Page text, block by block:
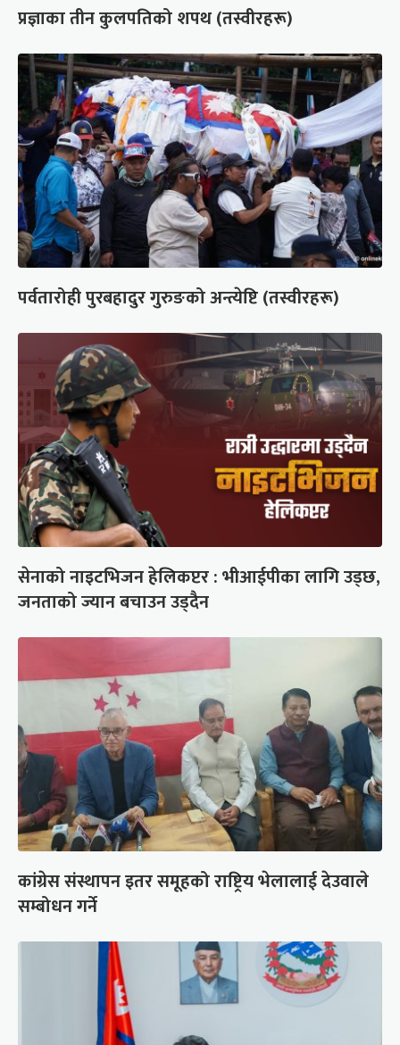
प्रज्ञाका तीन कुलपतिको शपथ (तस्वीरहरू)
पर्वतारोही पुरबहादुर गुरुङको अन्त्येष्टि (तस्वीरहरू)
सेनाको नाइटभिजन हेलिकप्टर : भीआईपीका लागि उड्छ,
जनताको ज्यान बचाउन उड्दैन
कांग्रेस संस्थापन इतर समूहको राष्ट्रिय भेलालाई देउवाले
सम्बोधन गर्ने